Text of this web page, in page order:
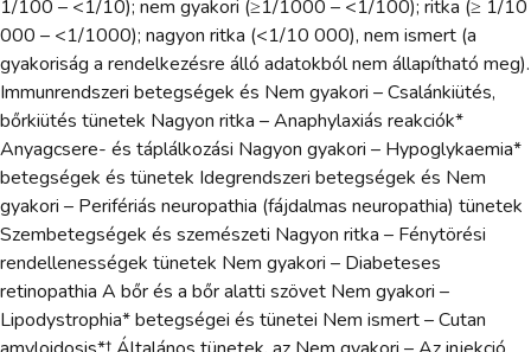
1/100 – <1/10); nem gyakori (≥1/1000 – <1/100); ritka (≥ 1/10
000 – <1/1000); nagyon ritka (<1/10 000), nem ismert (a
gyakoriság a rendelkezésre álló adatokból nem állapítható meg).
Immunrendszeri betegségek és Nem gyakori – Csalánkiütés,
bőrkiütés tünetek Nagyon ritka – Anaphylaxiás reakciók*
Anyagcsere- és táplálkozási Nagyon gyakori – Hypoglykaemia*
betegségek és tünetek Idegrendszeri betegségek és Nem
gyakori – Perifériás neuropathia (fájdalmas neuropathia) tünetek
Szembetegségek és szemészeti Nagyon ritka – Fénytörési
rendellenességek tünetek Nem gyakori – Diabeteses
retinopathia A bőr és a bőr alatti szövet Nem gyakori –
Lipodystrophia* betegségei és tünetei Nem ismert – Cutan